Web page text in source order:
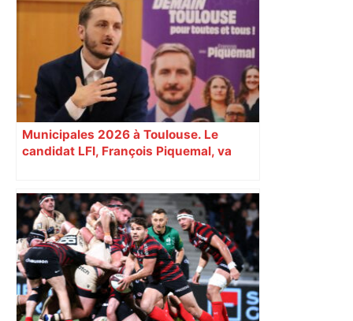
Municipales 2026 à Toulouse. Le
candidat LFI, François Piquemal, va